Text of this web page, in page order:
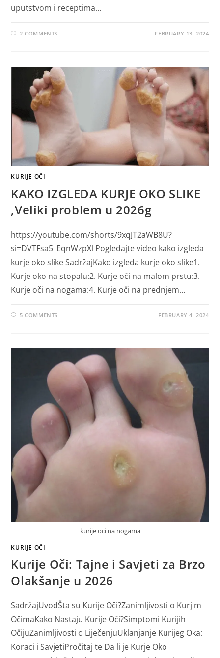
uputstvom i receptima…
2 COMMENTS FEBRUARY 13, 2024
KURIJE OČI
KAKO IZGLEDA KURJE OKO SLIKE
,Veliki problem u 2026g
https://youtube.com/shorts/9xqJT2aWB8U?
si=DVTFsa5_EqnWzpXl Pogledajte video kako izgleda
kurje oko slike SadržajKako izgleda kurje oko slike1.
Kurje oko na stopalu:2. Kurje oči na malom prstu:3.
Kurje oči na nogama:4. Kurje oči na prednjem…
5 COMMENTS FEBRUARY 4, 2024
kurije oci na nogama
KURIJE OČI
Kurije Oči: Tajne i Savjeti za Brzo
Olakšanje u 2026
SadržajUvodŠta su Kurije Oči?Zanimljivosti o Kurjim
OčimaKako Nastaju Kurije Oči?Simptomi Kurijih
OčijuZanimljivosti o LiječenjuUklanjanje Kurijeg Oka:
Koraci i SavjetiPročitaj te Da li je Kurje Oko